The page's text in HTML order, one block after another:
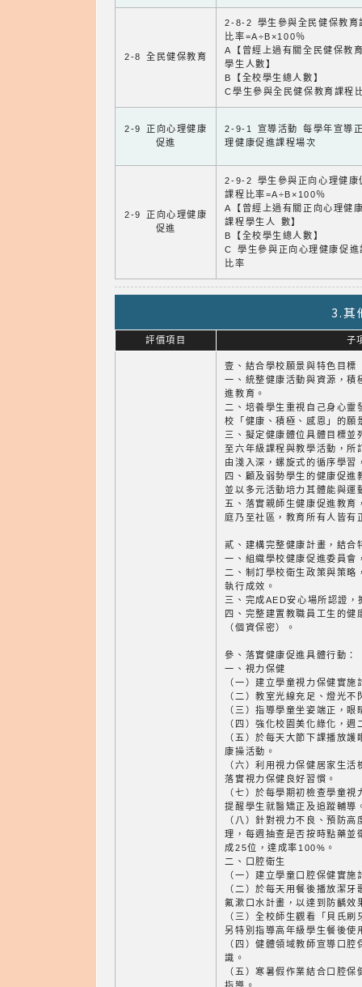
2-8 全民健保教育
2-8-2 學生參與全民健保教育
比率=A÷B×100％
A【曾經上過有關全民健保教
學生人數】
B【全校學生總人數】
C學生參與全民健保教育課程
2-9 正向心理健康
促進
2-9-1 宣導活動 每學年宣導
理健康促進課程場次
2-9 正向心理健康
促進
2-9-2 學生參與正向心理健康
課程比率=A÷B×100％
A【曾經上過有關正向心理健
課程學生人 數】
B【全校學生總人數】
C 學生參與正向心理健康促進
比率
3.其
評價項目 子
壹、結合學校願景與特色目標
一、統整健康活動與資源，積
進教育。
二、培養學生重視自己身心靈
校「健康、積極、感恩」的願
三、擬定健康體位具體目標並
至六年級課程與教學活動，所
由淺入深，螺旋式的循序學習
四、顧及弱勢學生的健康促進
並以多元活動培力其體能與運
五、落實親師生健康促進教育
庭乃至社區，教育所有人皆有
貳、建構完整健康計畫，結合
一、組織學校健康促進委員會
二、制訂學校衛生政策與策略
執行成效。
三、完成AED安心場所認證
四、完整建置教職員工生的健
（個資保密）。
參、落實健康促進具體行動：
一、視力保健
（一）建立學童視力保健實施
（二）教室光線充足、燈光
（三）指導學童坐姿端正，
（四）強化校園美化綠化，
（五）於每天大節下課播放
康操活動。
（六）利用視力保健居家生
落實視力保健良好習慣。
（七）於每學期初檢查學童
提醒學生就醫矯正及追蹤輔導
（八）針對視力不良、預防
理，每週抽查是否按時點藥並
成25位，達成率100%。
二、口腔衛生
（一）建立學童口腔保健實施
（二）於每天用餐後播放潔
氟漱口水計畫，以達到防齲效
（三）全校師生觀看「貝氏
另特別指導高年級學生餐後使
（四）健體領域教師宣導口
識。
（五）寒暑假作業結合口腔